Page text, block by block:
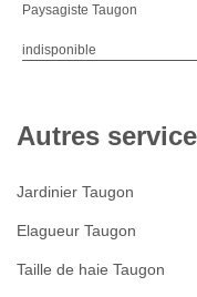
Paysagiste Taugon
indisponible
Autres
Jardinier Taugon
Elagueur Taugon
Taille de haie Taugon